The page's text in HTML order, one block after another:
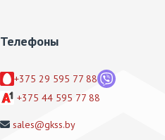
Телефоны
+375 29 595 77 88
+375 44 595 77 88
sales@gkss.by